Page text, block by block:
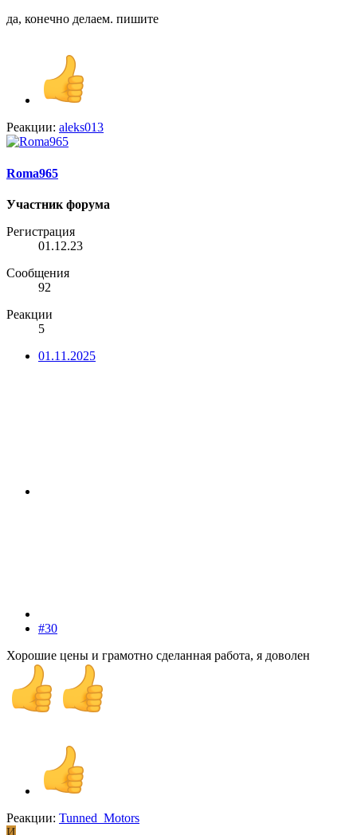
да, конечно делаем. пишите
Реакции: aleks013
Roma965
Участник форума
Регистрация
01.12.23
Сообщения
92
Реакции
5
01.11.2025
#30
Хорошие цены и грамотно сделанная работа, я доволен
Реакции: Tunned_Motors
И